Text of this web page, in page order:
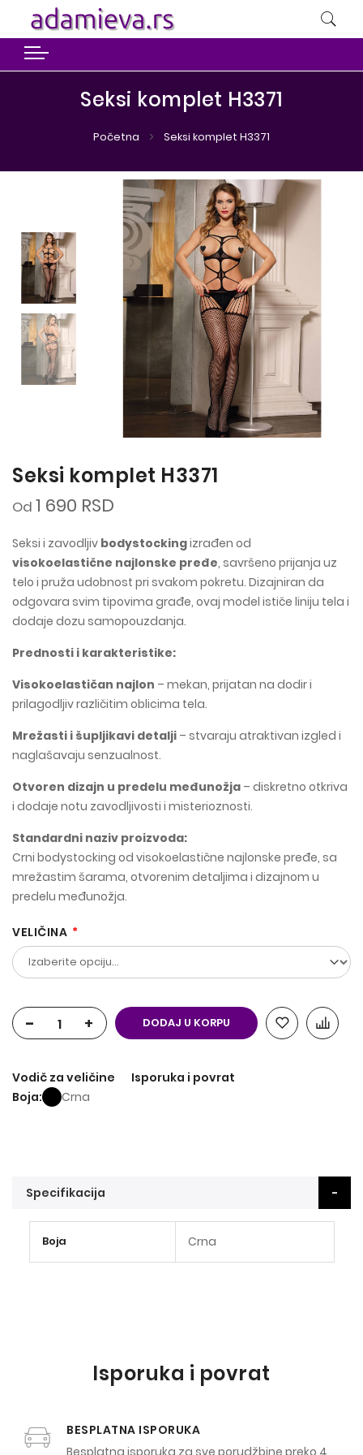
Seksi komplet H3371
Početna Seksi komplet H3371
Seksi komplet H3371
Od 1 690 RSD
Seksi i zavodljiv bodystockingizrađen od
visokoelastične najlonske pređe, savršeno prijanja uz
telo i pruža udobnost pri svakom pokretu. Dizajniran da
odgovara svim tipovima građe, ovaj model ističe liniju tela i
dodaje dozu samopouzdanja.
Prednosti i karakteristike:
Visokoelastičan najlon – mekan, prijatan na dodir i
prilagodljiv različitim oblicima tela.
Mrežasti i šupljikavi detalji – stvaraju atraktivan izgled i
naglašavaju senzualnost.
Otvoren dizajn u predelu međunožja – diskretno otkriva
i dodaje notu zavodljivosti i misterioznosti.
Standardni naziv proizvoda:
Crni bodystocking od visokoelastične najlonske pređe, sa
mrežastim šarama, otvorenim detaljima i dizajnom u
predelu međunožja.
VELIČINA
- + DODAJ U KORPU
Vodič za veličine
Isporuka i povrat
Boja
Crna
Specifikacija
informacija
Boja Crna
Isporuka i povrat
BESPLATNA ISPORUKA